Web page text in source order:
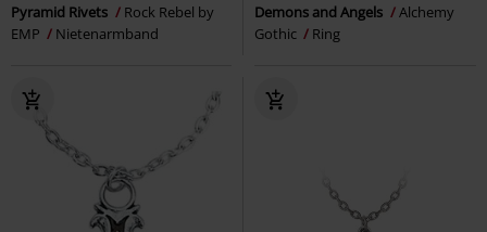
Pyramid Rivets
Rock Rebel by
EMP
Nietenarmband
Demons and Angels
Alchemy
Gothic
Ring